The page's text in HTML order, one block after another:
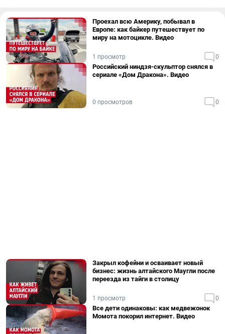
Проехал всю Америку, побывал в
Европе: как байкер путешествует по
миру на мотоцикле. Видео
1 просмотр 0
Российский ниндзя-скульптор снялся в
сериале «Дом Дракона». Видео
0 просмотров 0
Закрыл кофейни и осваивает новый
бизнес: жизнь алтайского Маугли после
переезда из тайги в столицу
1 просмотр 0
Все дети одинаковы: как медвежонок
Момота покорил интернет. Видео